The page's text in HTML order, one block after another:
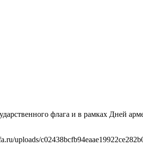
флага и в рамках Дней
uploads/